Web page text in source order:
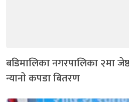
बडिमालिका नगरपालिका २मा
न्यानाे कपडा बितरण